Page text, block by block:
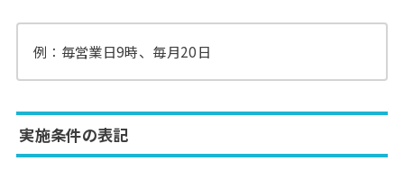
例：毎営業日9時、毎月20日
実施条件の表記